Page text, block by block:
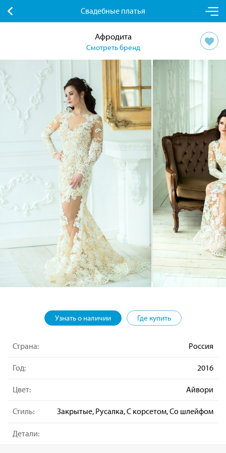
Свадебные платья
Афродита
Смотреть бренд
Узнать о наличии Где купить
Страна: Россия
Год: 2016
Цвет: Айвори
Стиль: Закрытые, Русалка, С корсетом, Со шлейфом
Детали: